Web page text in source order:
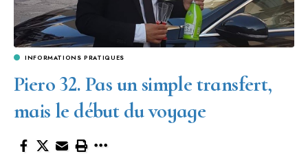
INFORMATIONS PRATIQUES
Piero 32. Pas un simple transfert,
mais le début du voyage